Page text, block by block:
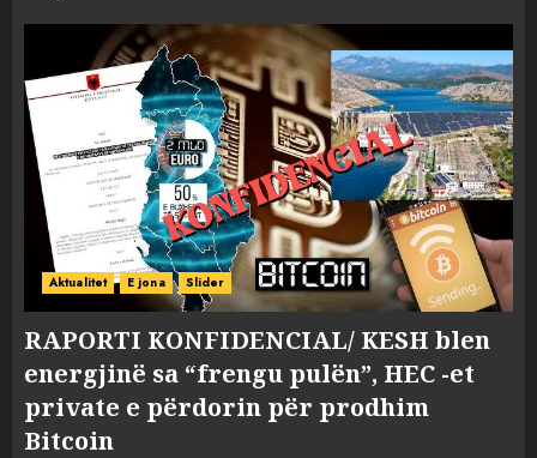
Aktualitet E jona Slider
RAPORTI KONFIDENCIAL/ KESH blen
energjinë sa “frengu pulën”, HEC -et
private e përdorin për prodhim
Bitcoin